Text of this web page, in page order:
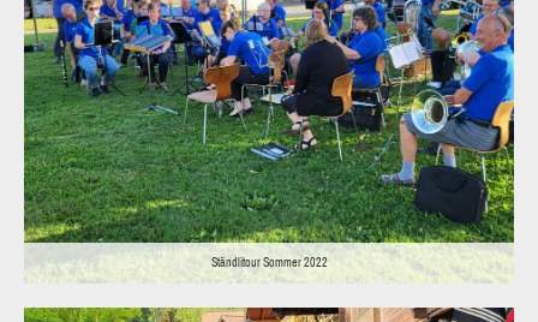
Ständlitour Sommer 2022